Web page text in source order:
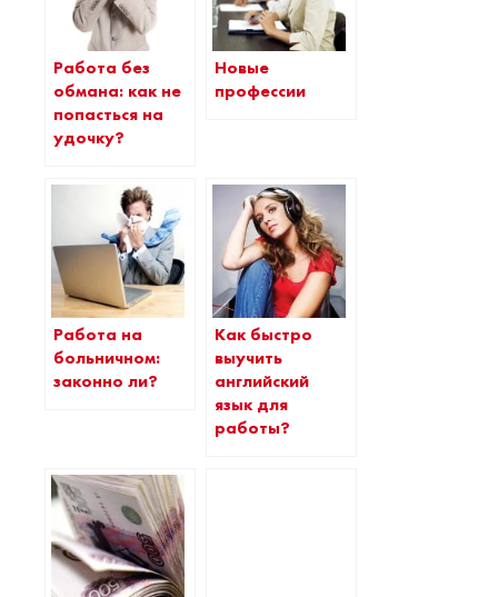
Работа без
обмана: как не
попасться на
удочку?
Новые
профессии
Работа на
больничном:
законно ли?
Как быстро
выучить
английский
язык для
работы?